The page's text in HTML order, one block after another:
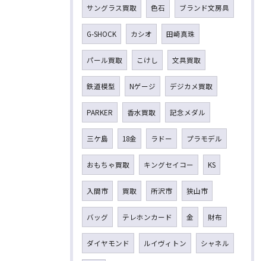
サングラス買取 色石 ブランド文房具
G-SHOCK カシオ 田崎真珠
パール買取 こけし 文具買取
鉄道模型 Nゲージ デジカメ買取
PARKER 香水買取 記念メダル
三ケ島 18金 ラドー プラモデル
おもちゃ買取 キングセイコー KS
入間市 買取 所沢市 狭山市
バッグ テレホンカード 金 財布
ダイヤモンド ルイヴィトン シャネル